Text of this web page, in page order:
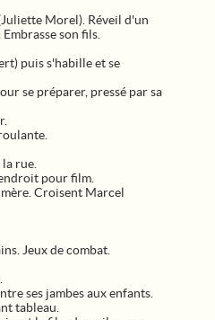
Morel). Réveil d'un
son fils.
puis s'habille et se
se préparer, pressé par sa
rue.
pour film.
Croisent Marcel
Jeux de combat.
ses jambes aux enfants.
tableau.